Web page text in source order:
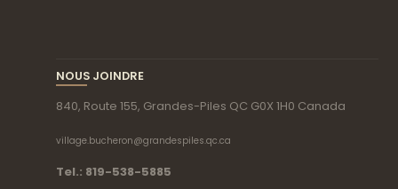
NOUS JOINDRE
840, Route 155, Grandes-Piles QC G0X 1H0 Canada
village.bucheron@grandespiles.qc.ca
Tel.: 819-538-5885